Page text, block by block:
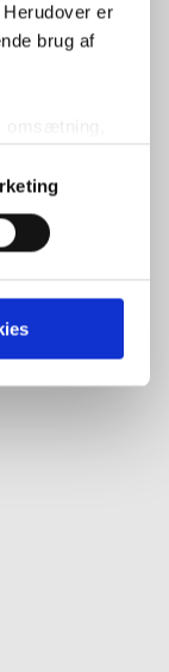
er
brug af
se hvilke
Du har
muligt, at